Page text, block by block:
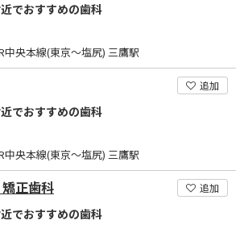
でおすすめの歯科
央本線(東京～塩尻) 三鷹駅
追加
でおすすめの歯科
央本線(東京～塩尻) 三鷹駅
正歯科 追加
でおすすめの歯科